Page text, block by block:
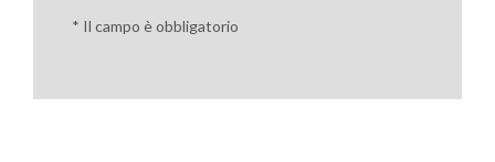
* Il campo è obbligatorio